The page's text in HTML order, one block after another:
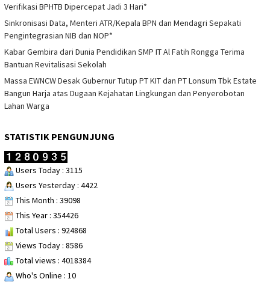
Verifikasi BPHTB Dipercepat Jadi 3 Hari*
Sinkronisasi Data, Menteri ATR/Kepala BPN dan Mendagri Sepakati
Pengintegrasian NIB dan NOP*
Kabar Gembira dari Dunia Pendidikan SMP IT Al Fatih Rongga Terima
Bantuan Revitalisasi Sekolah
Massa EWNCW Desak Gubernur Tutup PT KIT dan PT Lonsum Tbk Estate
Bangun Harja atas Dugaan Kejahatan Lingkungan dan Penyerobotan
Lahan Warga
STATISTIK PENGUNJUNG
Users Today : 3115
Users Yesterday : 4422
This Month : 39098
This Year : 354426
Total Users : 924868
Views Today : 8586
Total views : 4018384
Who's Online : 10